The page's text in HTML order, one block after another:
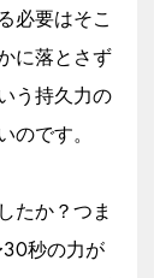
必要はそこ
に落とさず
う持久力の
のです。
たか？つま
秒の力が